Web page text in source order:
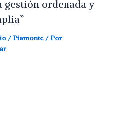
gestión ordenada y
/Piamonte / Por